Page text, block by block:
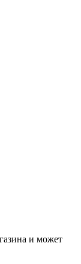
и может